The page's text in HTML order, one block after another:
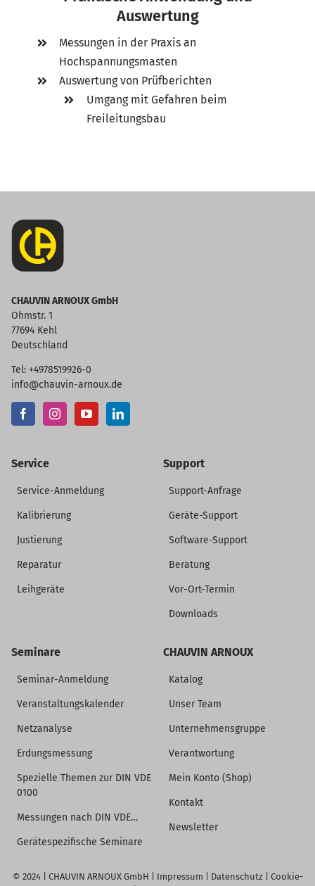
Auswertung
Messungen in der Praxis an
Hochspannungsmasten
Auswertung von Prüfberichten
Umgang mit Gefahren beim
Freileitungsbau
CHAUVIN ARNOUX GmbH
Ohmstr. 1
77694 Kehl
Deutschland
Tel: +4978519926-0
info@chauvin-arnoux.de
Service
Service-Anmeldung
Kalibrierung
Justierung
Reparatur
Leihgeräte
Support
Support-Anfrage
Geräte-Support
Software-Support
Beratung
Vor-Ort-Termin
Downloads
Seminare
Seminar-Anmeldung
Veranstaltungskalender
Netzanalyse
Erdungsmessung
Spezielle Themen zur DIN VDE
0100
Messungen nach DIN VDE…
Gerätespezifische Seminare
CHAUVIN ARNOUX
Katalog
Unser Team
Unternehmensgruppe
Verantwortung
Mein Konto (Shop)
Kontakt
Newsletter
© 2024 | CHAUVIN ARNOUX GmbH Impressum Datenschutz| Cookie-